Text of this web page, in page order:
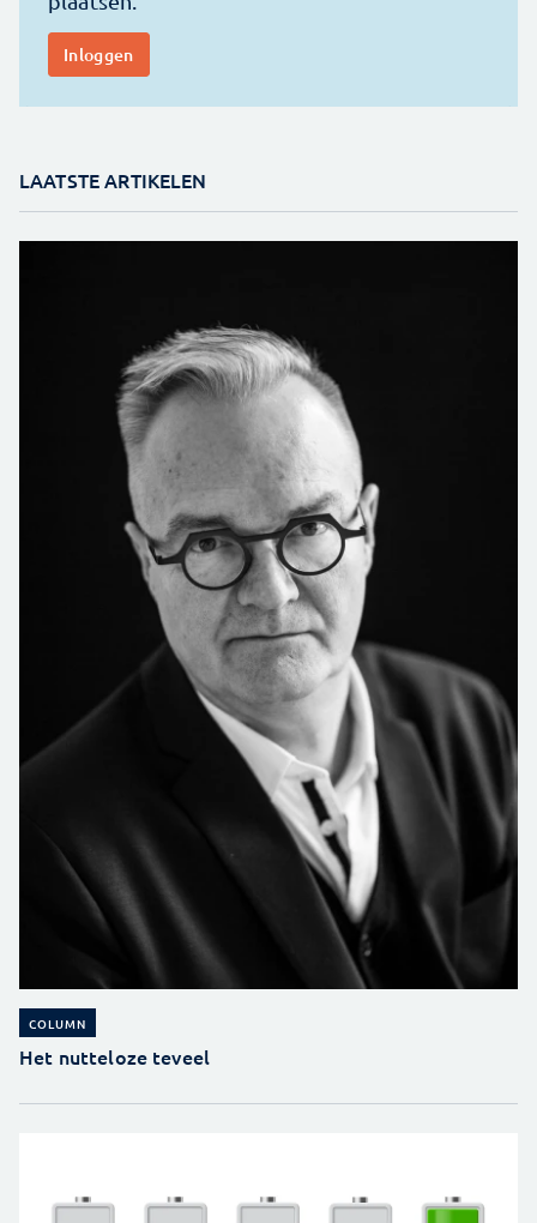
LAATSTE ARTIKELEN
COLUMN
Het nutteloze teveel